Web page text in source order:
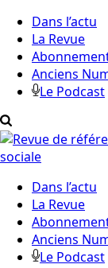
Dans l’actu
La Revue
Anciens
Le Podcast
Dans l’actu
La Revue
Anciens
Le Podcast